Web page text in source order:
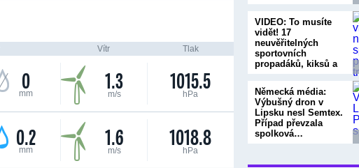
Vítr Tlak
0
mm 1.3
m/s 1015.5
hPa
0.2
mm 1.6
m/s 1018.8
hPa
VIDEO: To musíte
vidět! 17
neuvěřitelných
sportovních
propadáků, kiksů a
Německá média:
Výbušný dron v
Lipsku nesl Semtex.
Případ převzala
spolková…